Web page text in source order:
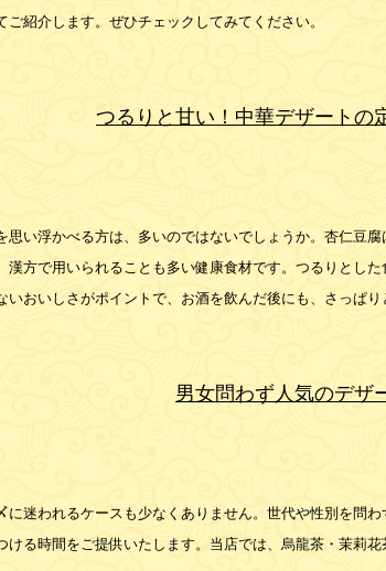
紹介します。ぜひチェックしてみてください。
つるりと甘い！中華デザートの
思い浮かべる方は、多いのではないでしょうか。杏仁豆
漢方で用いられることも多い健康食材です。つるりとし
おいしさがポイントで、お酒を飲んだ後にも、さっぱり
男女問わず人気のデザ
に迷われるケースも少なくありません。世代や性別を問
る時間をご提供いたします。当店では、烏龍茶・茉莉